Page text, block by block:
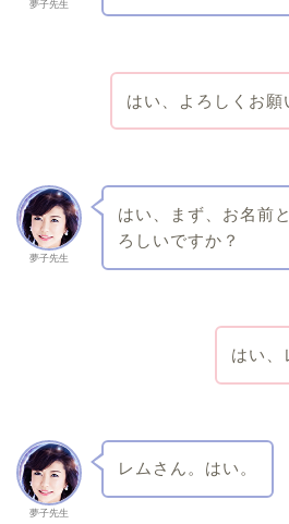
夢子先生
はい、よろしくお願
夢子先生
はい、まず、お名前
ろしいですか？
はい、
夢子先生
レムさん。はい。